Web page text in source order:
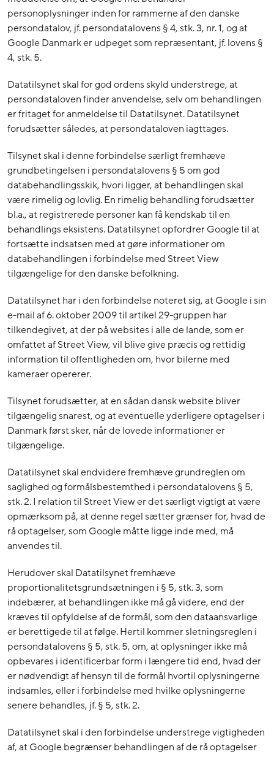
personoplysninger inden for rammerne af den danske
persondatalov, jf. persondatalovens § 4, stk. 3, nr. 1, og at
Google Danmark er udpeget som repræsentant, jf. lovens §
4, stk. 5.
Datatilsynet skal for god ordens skyld understrege, at
persondataloven finder anvendelse, selv om behandlingen
er fritaget for anmeldelse til Datatilsynet. Datatilsynet
forudsætter således, at persondataloven iagttages.
Tilsynet skal i denne forbindelse særligt fremhæve
grundbetingelsen i persondatalovens § 5 om god
databehandlingsskik, hvori ligger, at behandlingen skal
være rimelig og lovlig. En rimelig behandling forudsætter
bl.a., at registrerede personer kan få kendskab til en
behandlings eksistens. Datatilsynet opfordrer Google til at
fortsætte indsatsen med at gøre informationer om
databehandlingen i forbindelse med Street View
tilgængelige for den danske befolkning.
Datatilsynet har i den forbindelse noteret sig, at Google i sin
e-mail af 6. oktober 2009 til artikel 29-gruppen har
tilkendegivet, at der på websites i alle de lande, som er
omfattet af Street View, vil blive give præcis og rettidig
information til offentligheden om, hvor bilerne med
kameraer opererer.
Tilsynet forudsætter, at en sådan dansk website bliver
tilgængelig snarest, og at eventuelle yderligere optagelser i
Danmark først sker, når de lovede informationer er
tilgængelige.
Datatilsynet skal endvidere fremhæve grundreglen om
saglighed og formålsbestemthed i persondatalovens § 5,
stk. 2. I relation til Street View er det særligt vigtigt at være
opmærksom på, at denne regel sætter grænser for, hvad de
rå optagelser, som Google måtte ligge inde med, må
anvendes til.
Herudover skal Datatilsynet fremhæve
proportionalitetsgrundsætningen i § 5, stk. 3, som
indebærer, at behandlingen ikke må gå videre, end der
kræves til opfyldelse af de formål, som den dataansvarlige
er berettigede til at følge. Hertil kommer sletningsreglen i
persondatalovens § 5, stk. 5, om, at oplysninger ikke må
opbevares i identificerbar form i længere tid end, hvad der
er nødvendigt af hensyn til de formål hvortil oplysningerne
indsamles, eller i forbindelse med hvilke oplysningerne
senere behandles, jf. § 5, stk. 2.
Datatilsynet skal i den forbindelse understrege vigtigheden
af, at Google begrænser behandlingen af de rå optagelser